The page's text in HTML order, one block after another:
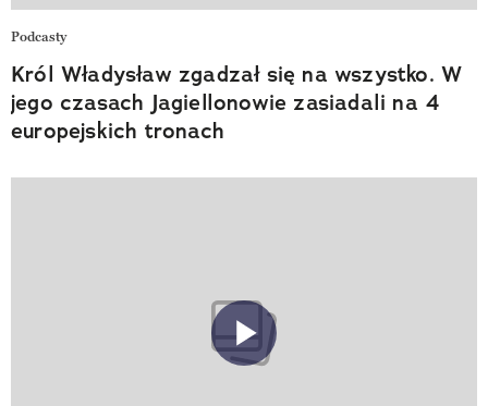
Podcasty
Król Władysław zgadzał się na wszystko. W
jego czasach Jagiellonowie zasiadali na 4
europejskich tronach